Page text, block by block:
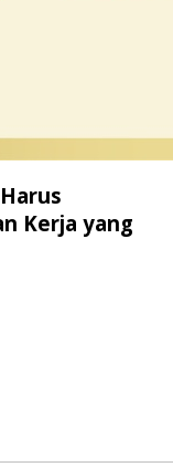
Kerja yang